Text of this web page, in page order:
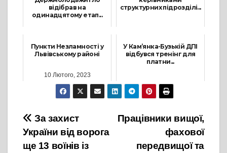
відібрав на
одинадцятому етап...
структурних підрозділі...
Пункти Незламності у
Львівському районі
10 Лютого, 2023
У Кам’янка-Бузькій ДПІ
відбувся тренінг для
платни...
20 Лютого, 2023
Навігація
записів
Працівники вищої,
фахової
передвищої та
За захист
України від ворога
ще 13 воїнів із